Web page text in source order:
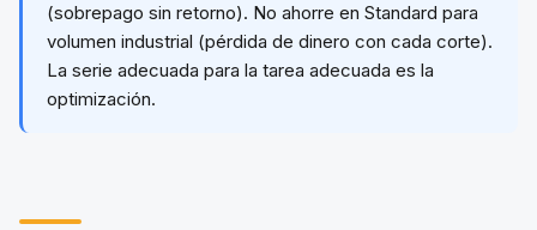
(sobrepago sin retorno). No ahorre en Standard para
volumen industrial (pérdida de dinero con cada corte).
La serie adecuada para la tarea adecuada es la
optimización.